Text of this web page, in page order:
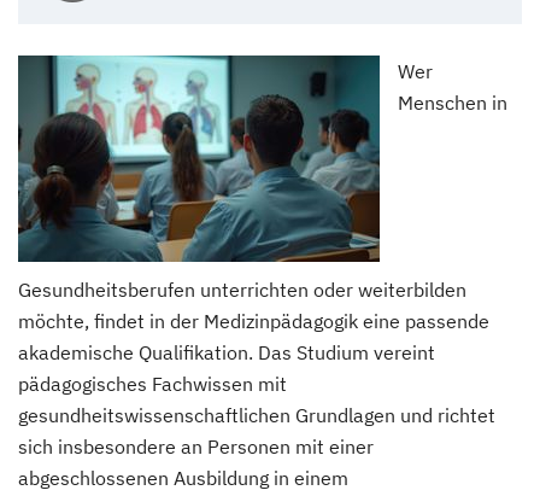
Wer
Menschen in
Gesundheitsberufen unterrichten oder weiterbilden
möchte, findet in der Medizinpädagogik eine passende
akademische Qualifikation. Das Studium vereint
pädagogisches Fachwissen mit
gesundheitswissenschaftlichen Grundlagen und richtet
sich insbesondere an Personen mit einer
abgeschlossenen Ausbildung in einem